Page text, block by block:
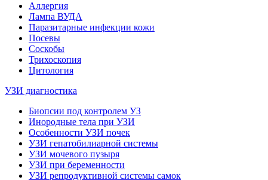
Аллергия
Лампа ВУДА
Паразитарные инфекции кожи
Посевы
Соскобы
Трихоскопия
Цитология
УЗИ диагностика
Биопсии под контролем УЗ
Инородные тела при УЗИ
Особенности УЗИ почек
УЗИ гепатобилиарной системы
УЗИ мочевого пузыря
УЗИ при беременности
УЗИ репродуктивной системы самок